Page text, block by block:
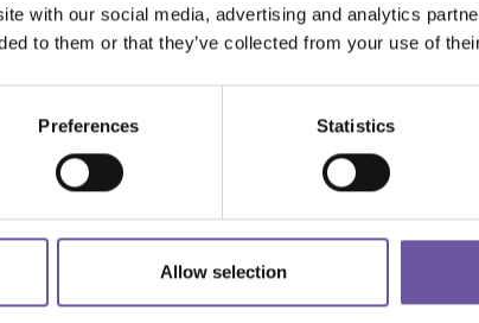
with our social media, advertising and analytics
to them or that they’ve collected from your use of
Preferences Statistics
Allow selection